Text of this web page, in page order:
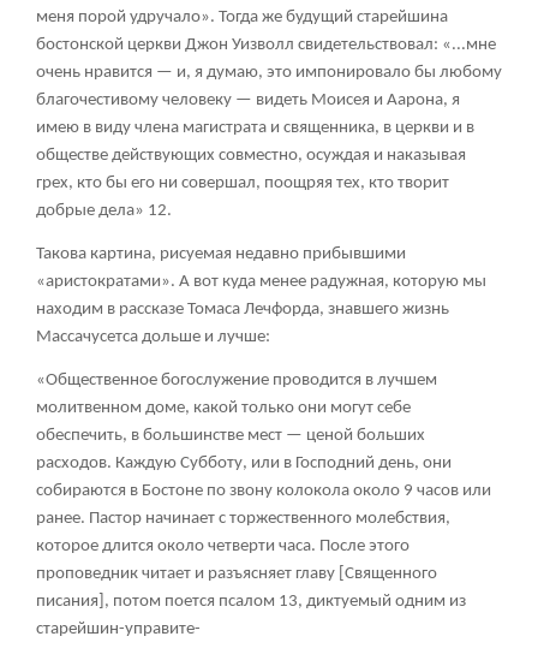
меня порой удручало». Тогда же будущий старейшина
бостонской церкви Джон Уизволл свидетельствовал: «...мне
очень нравится — и, я думаю, это импонировало бы любому
благочестивому человеку — видеть Моисея и Аарона, я
имею в виду члена магистрата и священника, в церкви и в
обществе действующих совместно, осуждая и наказывая
грех, кто бы его ни совершал, поощряя тех, кто творит
добрые дела» 12.
Такова картина, рисуемая недавно прибывшими
«аристократами». А вот куда менее радужная, которую мы
находим в рассказе Томаса Лечфорда, знавшего жизнь
Массачусетса дольше и лучше:
«Общественное богослужение проводится в лучшем
молитвенном доме, какой только они могут себе
обеспечить, в большинстве мест — ценой больших
расходов. Каждую Субботу, или в Господний день, они
собираются в Бостоне по звону колокола около 9 часов или
ранее. Пастор начинает с торжественного молебствия,
которое длится около четверти часа. После этого
проповедник читает и разъясняет главу [Священного
писания], потом поется псалом 13, диктуемый одним из
старейшин-управите-